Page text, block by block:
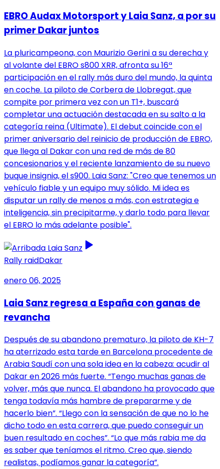
EBRO Audax Motorsport y Laia Sanz, a por su
primer Dakar juntos
La pluricampeona, con Maurizio Gerini a su derecha y
al volante del EBRO s800 XRR, afronta su 16ª
participación en el rally más duro del mundo, la quinta
en coche. La piloto de Corbera de Llobregat, que
compite por primera vez con un T1+, buscará
completar una actuación destacada en su salto a la
categoría reina (Ultimate). El debut coincide con el
primer aniversario del reinicio de producción de EBRO,
que llega al Dakar con una red de más de 80
concesionarios y el reciente lanzamiento de su nuevo
buque insignia, el s900. Laia Sanz: "Creo que tenemos un
vehículo fiable y un equipo muy sólido. Mi idea es
disputar un rally de menos a más, con estrategia e
inteligencia, sin precipitarme, y darlo todo para llevar
el EBRO lo más adelante posible".
Rally raidDakar
enero 06, 2025
Laia Sanz regresa a España con ganas de
revancha
Después de su abandono prematuro, la piloto de KH-7
ha aterrizado esta tarde en Barcelona procedente de
Arabia Saudí con una sola idea en la cabeza: acudir al
Dakar en 2026 más fuerte. “Tengo muchas ganas de
volver, más que nunca. El abandono ha provocado que
tenga todavía más hambre de prepararme y de
hacerlo bien”. “Llego con la sensación de que no lo he
dicho todo en esta carrera, que puedo conseguir un
buen resultado en coches”. “Lo que más rabia me da
es saber que teníamos el ritmo. Creo que, siendo
realistas, podíamos ganar la categoría”.